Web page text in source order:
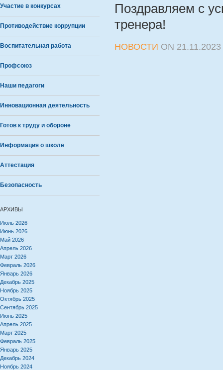
Участие в конкурсах
Противодействие коррупции
Воспитательная работа
Профсоюз
Наши педагоги
Инновационная деятельность
Готов к труду и обороне
Информация о школе
Аттестация
Безопасность
АРХИВЫ
Июль 2026
Июнь 2026
Май 2026
Апрель 2026
Март 2026
Февраль 2026
Январь 2026
Декабрь 2025
Ноябрь 2025
Октябрь 2025
Сентябрь 2025
Июнь 2025
Апрель 2025
Март 2025
Февраль 2025
Январь 2025
Декабрь 2024
Ноябрь 2024
Поздравляем с
тренера!
НОВОСТИ ON 21.11.2023